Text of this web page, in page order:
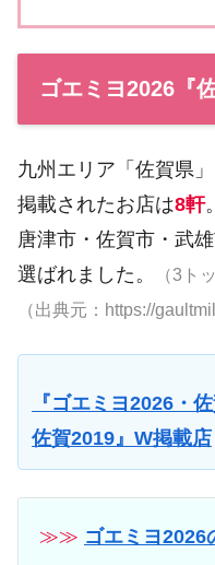
ゴエミヨ2026『
九州エリア「佐賀県
掲載されたお店は8軒。
唐津市・佐賀市・武
選ばれました。
（3ト
（出典元：https://
『ゴエミヨ2026・
佐賀2019』W掲載店
≫≫ ゴエミヨ2026